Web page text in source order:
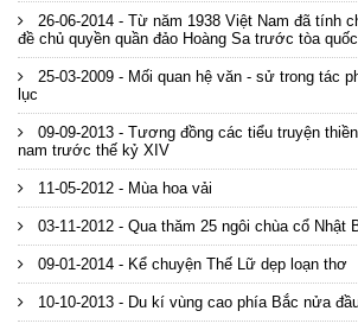
26-06-2014 - Từ năm 1938 Việt Nam đã tính
đề chủ quyền quần đảo Hoàng Sa trước tòa
25-03-2009 - Mối quan hệ văn - sử trong tác
lục
09-09-2013 - Tương đồng các tiểu truyện
nam trước thế kỷ XIV
11-05-2012 - Mùa hoa vải
03-11-2012 - Qua thăm 25 ngôi chùa cổ Nhật
09-01-2014 - Kể chuyện Thế Lữ dẹp loạn thơ
10-10-2013 - Du kí vùng cao phía Bắc nửa